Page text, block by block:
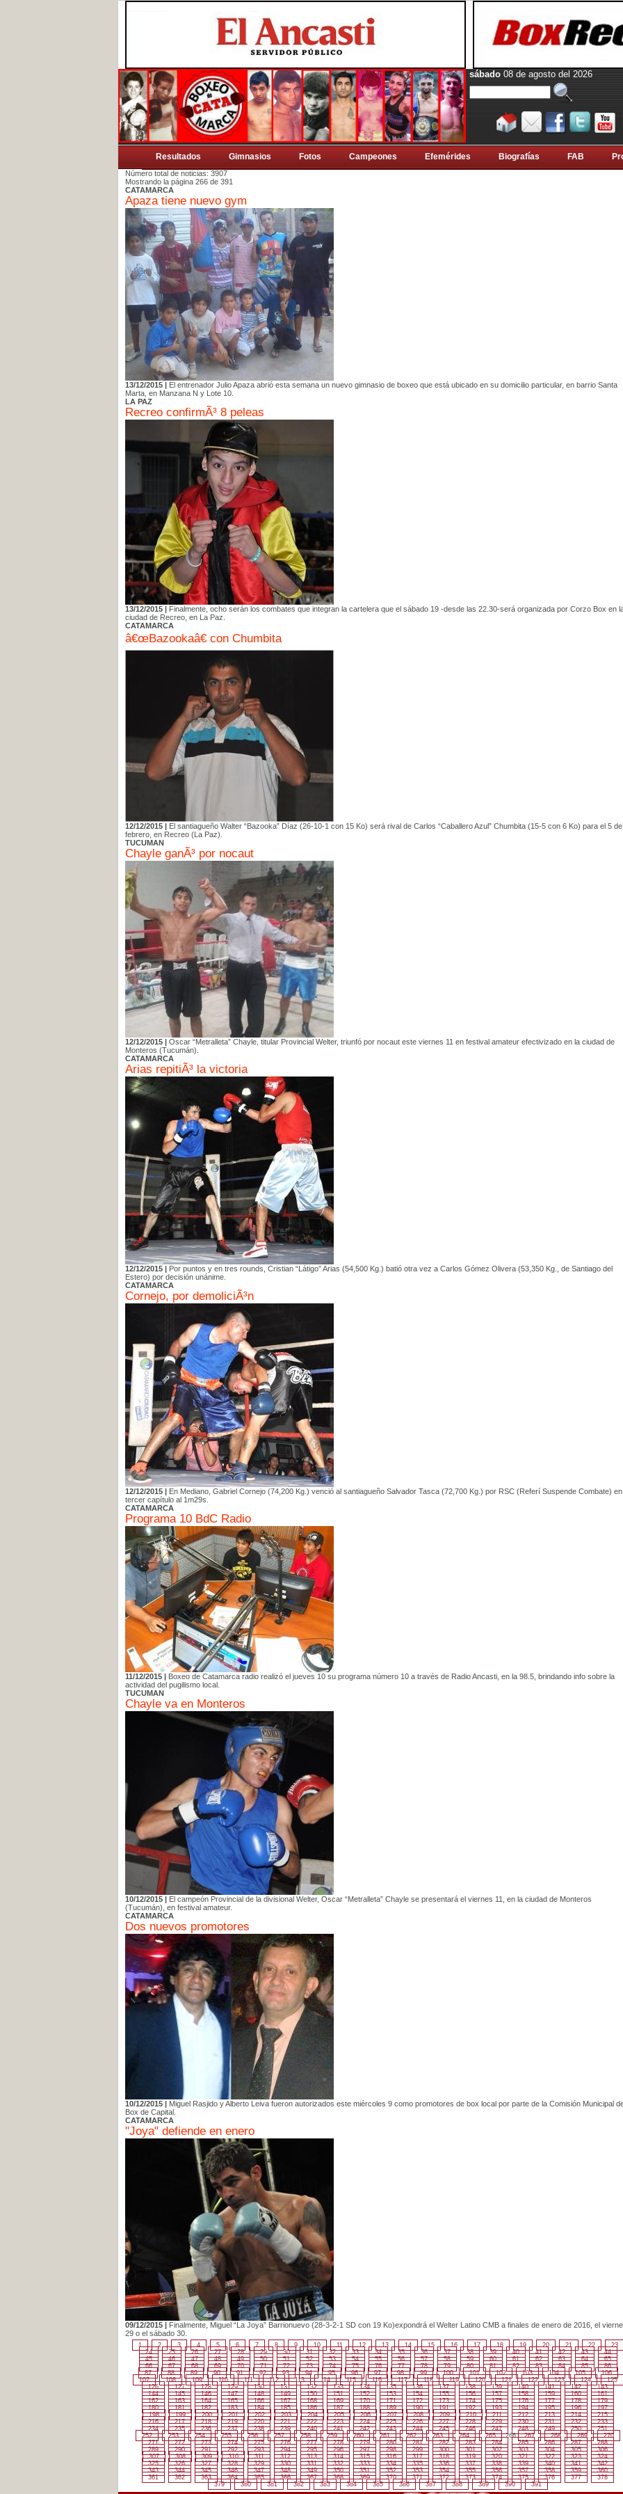
sábado 08 de agosto del 2026
Resultados Gimnasios Fotos Campeones Efemérides Biografí­as FAB
Número total de noticias: 3907
Mostrando la página 266 de 391
CATAMARCA
Apaza tiene nuevo gym
13/12/2015 | El entrenador Julio Apaza abrió esta semana un nuevo gimnasio de boxeo que está ubicado en su domicilio particular, en barrio Santa
Marta, en Manzana N y Lote 10.
LA PAZ
Recreo confirmÃ³ 8 peleas
13/12/2015 | Finalmente, ocho serán los combates que integran la cartelera que el sábado 19 -desde las 22.30-será organizada por Corzo Box en
ciudad de Recreo, en La Paz.
CATAMARCA
â€œBazookaâ€ con Chumbita
12/12/2015 | El santiagueño Walter “Bazooka” Díaz (26-10-1 con 15 Ko) será rival de Carlos “Caballero Azul” Chumbita (15-5 con 6 Ko) para el 5 de
febrero, en Recreo (La Paz).
TUCUMAN
Chayle ganÃ³ por nocaut
12/12/2015 | Oscar “Metralleta” Chayle, titular Provincial Welter, triunfó por nocaut este viernes 11 en festival amateur efectivizado en la ciudad de
Monteros (Tucumán).
CATAMARCA
Arias repitiÃ³ la victoria
12/12/2015 | Por puntos y en tres rounds, Cristian “Látigo” Arias (54,500 Kg.) batió otra vez a Carlos Gómez Olivera (53,350 Kg., de Santiago del
Estero) por decisión unánime.
CATAMARCA
Cornejo, por demoliciÃ³n
12/12/2015 | En Mediano, Gabriel Cornejo (74,200 Kg.) venció al santiagueño Salvador Tasca (72,700 Kg.) por RSC (Referí Suspende Combate)
tercer capítulo al 1m29s.
CATAMARCA
Programa 10 BdC Radio
11/12/2015 | Boxeo de Catamarca radio realizó el jueves 10 su programa número 10 a través de Radio Ancasti, en la 98.5, brindando info sobre la
actividad del pugilismo local.
TUCUMAN
Chayle va en Monteros
10/12/2015 | El campeón Provincial de la divisional Welter, Oscar “Metralleta” Chayle se presentará el viernes 11, en la ciudad de Monteros
(Tucumán), en festival amateur.
CATAMARCA
Dos nuevos promotores
10/12/2015 | Miguel Rasjido y Alberto Leiva fueron autorizados este miércoles 9 como promotores de box local por parte de la Comisión Municipal
Box de Capital.
CATAMARCA
"Joya" defiende en enero
09/12/2015 | Finalmente, Miguel “La Joya” Barrionuevo (28-3-2-1 SD con 19 Ko)expondrá el Welter Latino CMB a finales de enero de 2016, el
29 o el sábado 30.
1 2 3 4 5 6 7 8 9 10 11 12 13 14 15 16 17 18 19 20 21 22
23
24
25 26 27 28 29 30 31 32 33 34 35 36 37 38 39 40 41 42 43
44
45
46 47 48 49 50 51 52 53 54 55 56 57 58 59 60 61 62 63 64
65
66
67 68 69 70 71 72 73 74 75 76 77 78 79 80 81 82 83 84 85
86
87
88 89 90 91 92 93 94 95 96 97 98 99 100 101 102 103 104 105
106
107
108 109 110 111 112 113 114 115 116 117 118 119 120 121 122 123 124
125
126
127 128 129 130 131 132 133 134 135 136 137 138 139 140 141 142
143
144
145 146 147 148 149 150 151 152 153 154 155 156 157 158 159 160
161
162
163 164 165 166 167 168 169 170 171 172 173 174 175 176 177 178
179
180
181 182 183 184 185 186 187 188 189 190 191 192 193 194 195 196
197
198
199 200 201 202 203 204 205 206 207 208 209 210 211 212 213 214
215
216
217 218 219 220 221 222 223 224 225 226 227 228 229 230 231 232
233
234
235 236 237 238 239 240 241 242 243 244 245 246 247 248 249 250
251
252
253 254 255 256 257 258 259 260 261 262 263 264 265 266 267 268 269
270
271
272 273 274 275 276 277 278 279 280 281 282 283 284 285 286 287
288
289
290 291 292 293 294 295 296 297 298 299 300 301 302 303 304 305
306
307
308 309 310 311 312 313 314 315 316 317 318 319 320 321 322 323
324
325
326 327 328 329 330 331 332 333 334 335 336 337 338 339 340 341
342
343
344 345 346 347 348 349 350 351 352 353 354 355 356 357 358 359
360
361
362 363 364 365 366 367 368 369 370 371 372 373 374 375 376 377
378
379
380 381 382 383 384 385 386 387 388 389 390 391